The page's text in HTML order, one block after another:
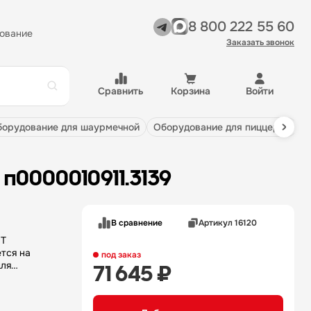
8 800 222 55 60
Заказать звонок
Сравнить Корзина Войти
для шаурмечной оборудование для пиццерии
на
В сравнение Артикул 16120
под заказ
71 645 ₽